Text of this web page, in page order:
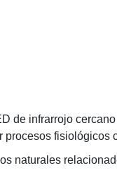
de infrarrojo
procesos fisiológicos
naturales